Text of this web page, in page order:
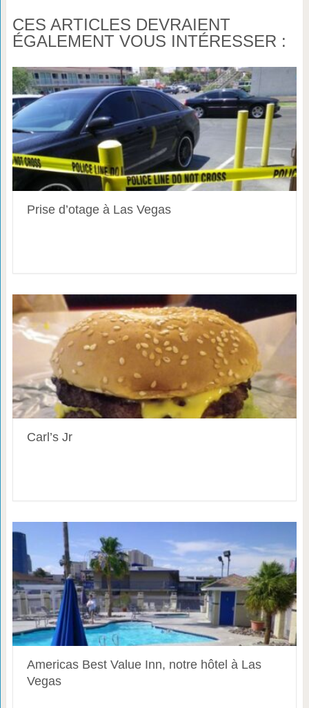
CES ARTICLES DEVRAIENT
ÉGALEMENT VOUS INTÉRESSER :
Prise d’otage à Las Vegas
Carl’s Jr
Americas Best Value Inn, notre hôtel à Las
Vegas